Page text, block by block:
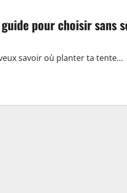
pour choisir sans
savoir où planter ta tente...